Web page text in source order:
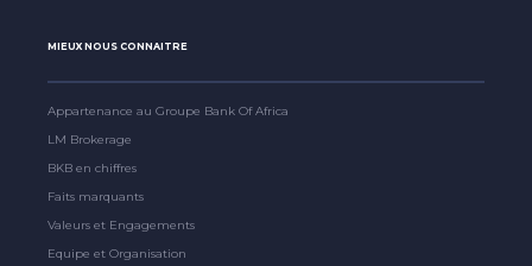
MIEUX NOUS CONNAITRE
Appartenance au Groupe Bank Of Africa
LM Brokerage
BKB en chiffres
Faits marquants
Valeurs et Engagements
Equipe et Organisation